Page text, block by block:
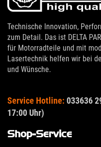
Technische Innovation,
zum Detail. Das ist DELTA
für Motorradteile und mit
Lasertechnik helfen wir bei
und Wünsche.
Service Hotline: 033636
17:00 Uhr)
Shop-Service